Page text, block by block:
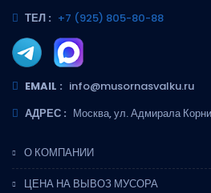
ТЕЛ : +7 (925) 805-80-88
EMAIL : info@musornasvalku.ru
АДРЕС : Москва, ул. Адмирала
О КОМПАНИИ
ЦЕНА НА ВЫВОЗ МУСОРА